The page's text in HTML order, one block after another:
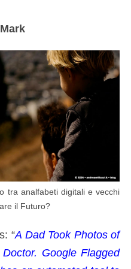
tra analfabeti digitali e vecchi
il Futuro?
“A Dad Took Photos of
Google Flagged